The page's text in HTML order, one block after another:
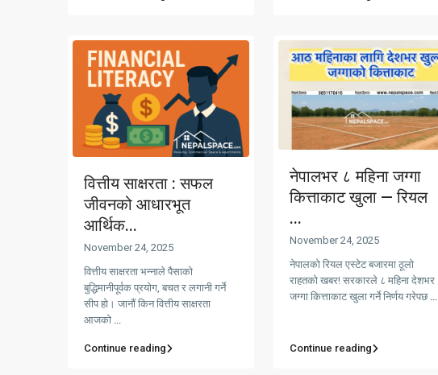
वित्तीय साक्षरता : सफल
जीवनको आधारभूत
आर्थिक...
November 24, 2025
वित्तीय साक्षरता भन्नाले पैसाको
बुद्धिमानीपूर्वक प्रयोग, बचत र लगानी गर्ने
सीप हो। जानौं किन वित्तीय साक्षरता
आजको ...
Continue reading
नेपालभर ८ महिना जग्गा
कित्ताकाट खुला — रियल
...
November 24, 2025
नेपालको रियल एस्टेट बजारमा ठूलो
राहतको खबर! सरकारले ८ महिना देशभर
जग्गा कित्ताकाट खुला गर्ने निर्णय गरेपछ ...
Continue reading